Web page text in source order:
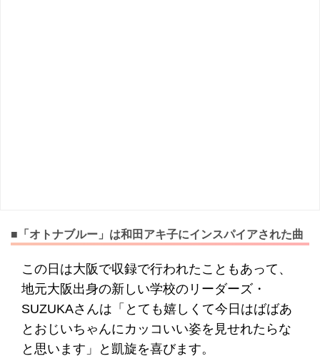
■「オトナブルー」は和田アキ子にインスパイアされた曲
この日は大阪で収録で行われたこともあって、
地元大阪出身の新しい学校のリーダーズ・
SUZUKAさんは「とても嬉しくて今日はばばあ
とおじいちゃんにカッコいい姿を見せれたらな
と思います」と凱旋を喜びます。